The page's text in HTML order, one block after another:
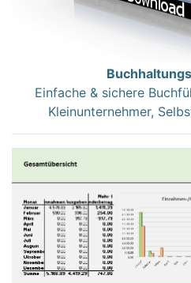
Einfache & sichere
Kleinunternehmer,